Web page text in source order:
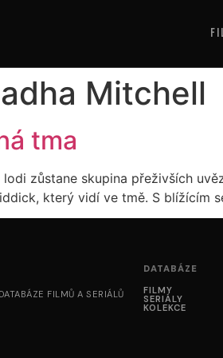
Mitchell
tma
lodi zůstane skupina přeživších
který vidí ve tmě. S blížícím
FILMŮ A SERIÁLŮ
DATABÁZE
FILMY
SERIÁLY
KOLEKCE